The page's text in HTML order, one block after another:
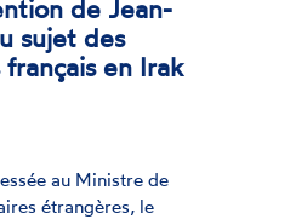
Jean-
des
en Irak
Ministre de
le